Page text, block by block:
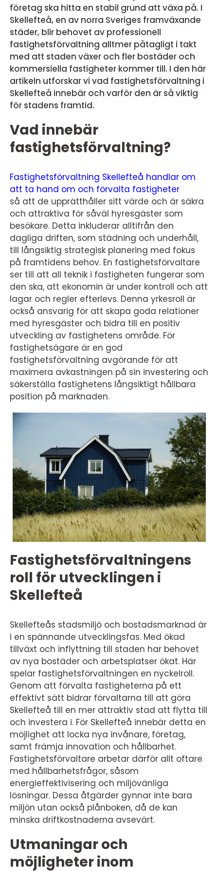
företag ska hitta en stabil grund att växa på. I
Skellefteå, en av norra Sveriges framväxande
städer, blir behovet av professionell
fastighetsförvaltning alltmer påtagligt i takt
med att staden växer och fler bostäder och
kommersiella fastigheter kommer till. I den här
artikeln utforskar vi vad fastighetsförvaltning i
Skellefteå innebär och varför den är så viktig
för stadens framtid.
Vad innebär
fastighetsförvaltning?
Fastighetsförvaltning Skellefteå handlar om
att ta hand om och förvalta fastigheter
så att de upprätthåller sitt värde och är säkra
och attraktiva för såväl hyresgäster som
besökare. Detta inkluderar alltifrån den
dagliga driften, som städning och underhåll,
till långsiktig strategisk planering med fokus
på framtidens behov. En fastighetsförvaltare
ser till att all teknik i fastigheten fungerar som
den ska, att ekonomin är under kontroll och att
lagar och regler efterlevs. Denna yrkesroll är
också ansvarig för att skapa goda relationer
med hyresgäster och bidra till en positiv
utveckling av fastighetens område. För
fastighetsägare är en god
fastighetsförvaltning avgörande för att
maximera avkastningen på sin investering och
säkerställa fastighetens långsiktigt hållbara
position på marknaden.
Fastighetsförvaltningens
roll för utvecklingen i
Skellefteå
Skellefteås stadsmiljö och bostadsmarknad är
i en spännande utvecklingsfas. Med ökad
tillväxt och inflyttning till staden har behovet
av nya bostäder och arbetsplatser ökat. Här
spelar fastighetsförvaltningen en nyckelroll.
Genom att förvalta fastigheterna på ett
effektivt sätt bidrar förvaltarna till att göra
Skellefteå till en mer attraktiv stad att flytta till
och investera i. För Skellefteå innebär detta en
möjlighet att locka nya invånare, företag,
samt främja innovation och hållbarhet.
Fastighetsförvaltare arbetar därför allt oftare
med hållbarhetsfrågor, såsom
energieffektivisering och miljövänliga
lösningar. Dessa åtgärder gynnar inte bara
miljön utan också plånboken, då de kan
minska driftkostnaderna avsevärt.
Utmaningar och
möjligheter inom